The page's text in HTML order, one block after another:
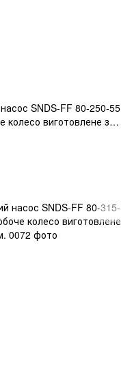
SNDS-FF 80-250-55
колесо виготовлене з